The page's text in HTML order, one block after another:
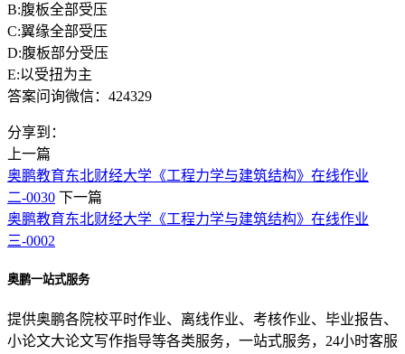
B:腹板全部受压
C:翼缘全部受压
D:腹板部分受压
E:以受扭为主
答案问询微信：424329
分享到：
上一篇
奥鹏教育东北财经大学《工程力学与建筑结构》在线作业
二-0030 下一篇
奥鹏教育东北财经大学《工程力学与建筑结构》在线作业
三-0002
奥鹏一站式服务
提供奥鹏各院校平时作业、离线作业、考核作业、毕业报告、
小论文大论文写作指导等各类服务，一站式服务，24小时客服